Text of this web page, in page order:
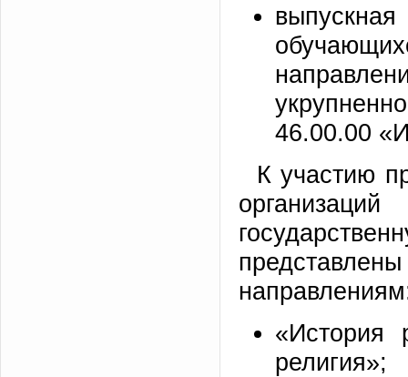
46.00.00
К участию
«История
религия»;